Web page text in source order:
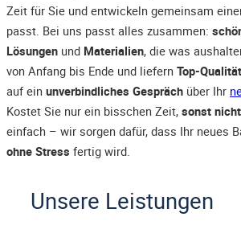
Zeit für Sie und entwickeln gemeinsam
passt. Bei uns passt alles zusammen:
Lösungen und Materialien, die was
von Anfang bis Ende und liefern Top-Qualität
auf ein unverbindliches Gespräch über Ihr
Kostet Sie nur ein bisschen Zeit, sonst
einfach – wir sorgen dafür, dass Ihr neues
ohne Stress fertig wird.
Unsere Leistungen